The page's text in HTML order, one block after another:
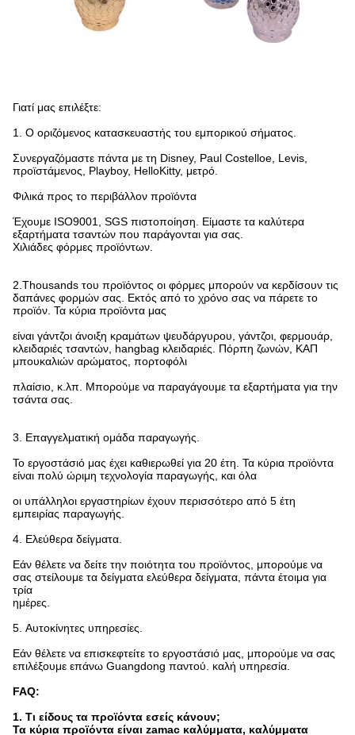
Γιατί μας επιλέξτε:
1. Ο οριζόμενος κατασκευαστής του εμπορικού σήματος.
Συνεργαζόμαστε πάντα με τη Disney, Paul Costelloe, Levis,
προϊστάμενος, Playboy, HelloKitty, μετρό.
Φιλικά προς το περιβάλλον προϊόντα
Έχουμε ISO9001, SGS πιστοποίηση. Είμαστε τα καλύτερα
εξαρτήματα τσαντών που παράγονται για σας.
Χιλιάδες φόρμες προϊόντων.
2.Thousands του προϊόντος οι φόρμες μπορούν να κερδίσουν τις
δαπάνες φορμών σας. Εκτός από το χρόνο σας να πάρετε το
προϊόν. Τα κύρια προϊόντα μας
είναι γάντζοι άνοιξη κραμάτων ψευδάργυρου, γάντζοι, φερμουάρ,
κλειδαριές τσαντών, hangbag κλειδαριές. Πόρπη ζωνών, ΚΑΠ
μπουκαλιών αρώματος, πορτοφόλι
πλαίσιο, κ.λπ. Μπορούμε να παραγάγουμε τα εξαρτήματα για την
τσάντα σας.
3. Επαγγελματική ομάδα παραγωγής.
Το εργοστάσιό μας έχει καθιερωθεί για 20 έτη. Τα κύρια προϊόντα
είναι πολύ ώριμη τεχνολογία παραγωγής, και όλα
οι υπάλληλοι εργαστηρίων έχουν περισσότερο από 5 έτη
εμπειρίας παραγωγής.
4. Ελεύθερα δείγματα.
Εάν θέλετε να δείτε την ποιότητα του προϊόντος, μπορούμε να
σας στείλουμε τα δείγματα ελεύθερα δείγματα, πάντα έτοιμα για
τρία
ημέρες.
5. Αυτοκίνητες υπηρεσίες.
Εάν θέλετε να επισκεφτείτε το εργοστάσιό μας, μπορούμε να σας
επιλέξουμε επάνω Guangdong παντού. καλή υπηρεσία.
FAQ:
1. Τι είδους τα προϊόντα εσείς κάνουν;
Τα κύρια προϊόντα είναι zamac καλύμματα, καλύμματα